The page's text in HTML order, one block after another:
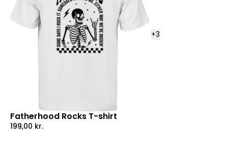
+3
Fatherhood Rocks T-shirt
199,00 kr.